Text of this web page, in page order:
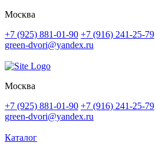
Москва
+7 (925) 881-01-90 +7 (916) 241-25-79
green-dvori@yandex.ru
Москва
+7 (925) 881-01-90 +7 (916) 241-25-79
green-dvori@yandex.ru
Каталог